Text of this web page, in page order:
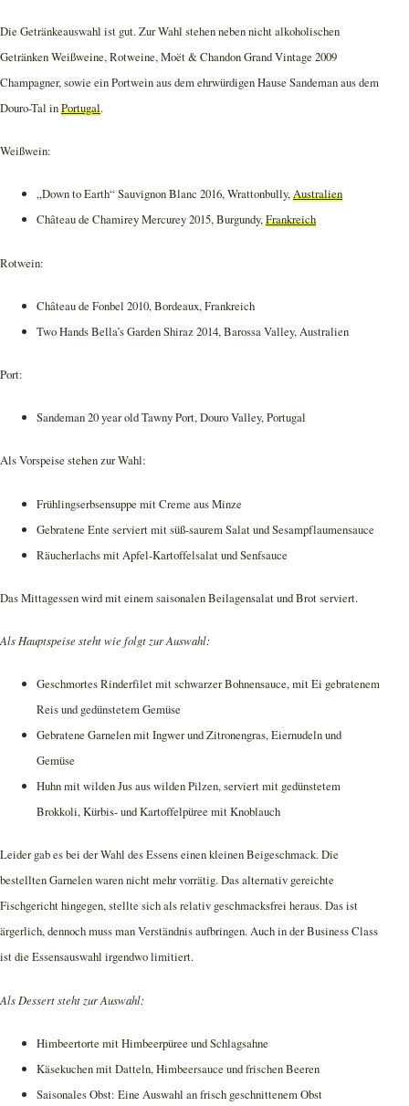
Die Getränkeauswahl ist gut. Zur Wahl stehen neben nicht alkoholischen
Getränken Weißweine, Rotweine, Moët & Chandon Grand Vintage 2009
Champagner, sowie ein Portwein aus dem ehrwürdigen Hause Sandeman aus dem
Douro-Tal inPortugal.
Weißwein:
„Down to Earth“ Sauvignon Blanc 2016, Wrattonbully,Australien
Château de Chamirey Mercurey 2015, Burgundy,Frankreich
Rotwein:
Château de Fonbel 2010, Bordeaux, Frankreich
Two Hands Bella’s Garden Shiraz 2014, Barossa Valley, Australien
Port:
Sandeman 20 year old Tawny Port, Douro Valley, Portugal
Als Vorspeise stehen zur Wahl:
Frühlingserbsensuppe mit Creme aus Minze
Gebratene Ente serviert mit süß-saurem Salat und Sesampflaumensauce
Räucherlachs mit Apfel-Kartoffelsalat und Senfsauce
Das Mittagessen wird mit einem saisonalen Beilagensalat und Brot serviert.
Als Hauptspeise steht wie folgt zur Auswahl:
Geschmortes Rinderfilet mit schwarzer Bohnensauce, mit Ei gebratenem
Reis und gedünstetem Gemüse
Gebratene Garnelen mit Ingwer und Zitronengras, Eiernudeln und
Gemüse
Huhn mit wilden Jus aus wilden Pilzen, serviert mit gedünstetem
Brokkoli, Kürbis- und Kartoffelpüree mit Knoblauch
Leider gab es bei der Wahl des Essens einen kleinen Beigeschmack. Die
bestellten Garnelen waren nicht mehr vorrätig. Das alternativ gereichte
Fischgericht hingegen, stellte sich als relativ geschmacksfrei heraus. Das ist
ärgerlich, dennoch muss man Verständnis aufbringen. Auch in der Business Class
ist die Essensauswahl irgendwo limitiert.
Als Dessert steht zur Auswahl:
Himbeertorte mit Himbeerpüree und Schlagsahne
Käsekuchen mit Datteln, Himbeersauce und frischen Beeren
Saisonales Obst: Eine Auswahl an frisch geschnittenem Obst